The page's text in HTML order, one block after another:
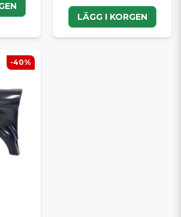
LÄGG I KORGEN
-40%